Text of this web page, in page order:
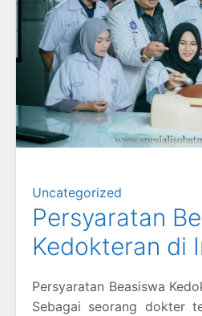
Uncategorized
Persyaratan
Kedokteran di
Persyaratan Beasiswa
Sebagai seorang dokter